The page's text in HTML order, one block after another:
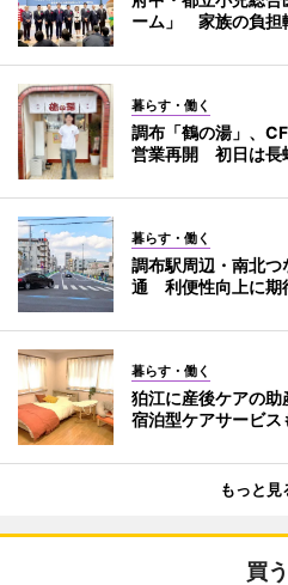
ーム」 家族の負担
暮らす・働く
調布「鶴の湯」、
営業再開 初日は長
暮らす・働く
調布駅周辺・南北
通 利便性向上に期
暮らす・働く
狛江に産後ケアの
宿泊型ケアサービス
もっと見
買う